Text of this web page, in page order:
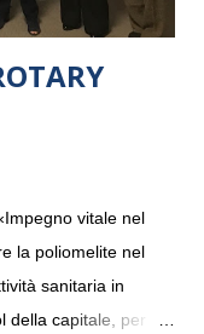
vitale nel
la poliomelite nel
sanitaria in
della capitale, per la